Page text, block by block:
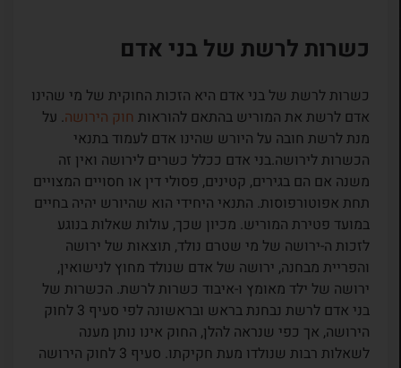
כשרות לרשת של בני אדם
כשרות לרשת של בני אדם היא הזכות החוקית של מי שהינו
אדם לרשת את המוריש בהתאם להוראות חוק הירושה. על
מנת לרשת חובה על היורש שהינו אדם לעמוד בתנאי
הכשרות לירושה.בני אדם ככלל כשרים לירושה ואין זה
משנה אם הם בגירים, קטינים, פסולי דין או חסויים המצויים
תחת אפוטורפוסות. התנאי היחידי הוא שהיורש יהיה בחיים
במועד פטירת המוריש. מכיון שכך, עולות שאלות בנוגע
לזכות ה-ירושה של מי שטרם נולד, תוצאות של ירושה
והפריית מבחנה, ירושה של אדם שנולד מחוץ לנישואין,
ירושה של ילד מאומץ ו-איבוד כשרות לרשת. הכשרות של
בני אדם לרשת נבחנת בראש ובראשונה לפי סעיף 3 לחוק
הירושה, אך כפי שנראה להלן, החוק אינו נותן מענה
לשאלות רבות שנולדו מעת חקיקתו. סעיף 3 לחוק הירושה